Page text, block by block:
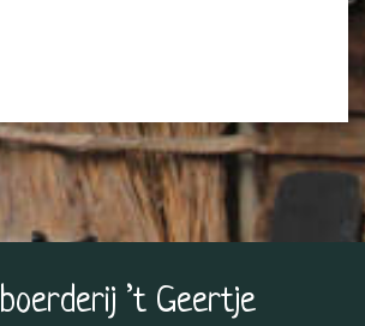
boerderij ’t Geertje